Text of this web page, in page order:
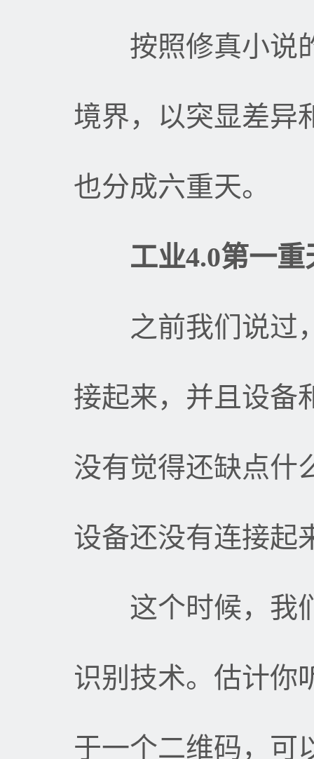
按照修真小说的
境界，以突显差异
也分成六重天。
工业4.0第一重
之前我们说过，
接起来，并且设备
没有觉得还缺点什
设备还没有连接起
这个时候，我们
识别技术。估计你
于一个二维码，可